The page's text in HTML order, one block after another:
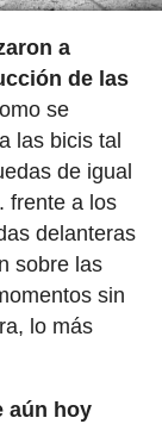
a
de las
se
las bicis tal
de igual
frente a los
delanteras
sobre las
sin
lo más
aún hoy